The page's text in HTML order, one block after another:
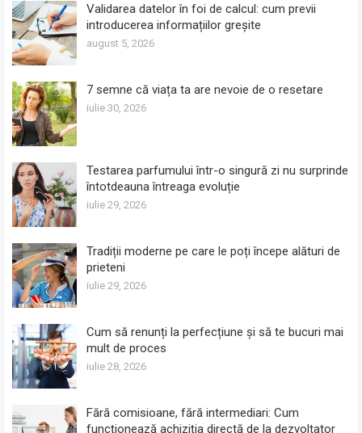
Validarea datelor în foi de calcul: cum previi
introducerea informațiilor greșite
august 5, 2026
7 semne că viața ta are nevoie de o resetare
iulie 30, 2026
Testarea parfumului într-o singură zi nu surprinde
întotdeauna întreaga evoluție
iulie 29, 2026
Tradiții moderne pe care le poți începe alături de
prieteni
iulie 29, 2026
Cum să renunți la perfecțiune și să te bucuri mai
mult de proces
iulie 28, 2026
Fără comisioane, fără intermediari: Cum
funcționează achiziția directă de la dezvoltator